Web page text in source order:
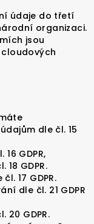
údaje do třetí
organizaci.
jsou
dle čl. 15
GDPR,
GDPR.
17 GDPR.
dle čl. 21 GDPR
GDPR.